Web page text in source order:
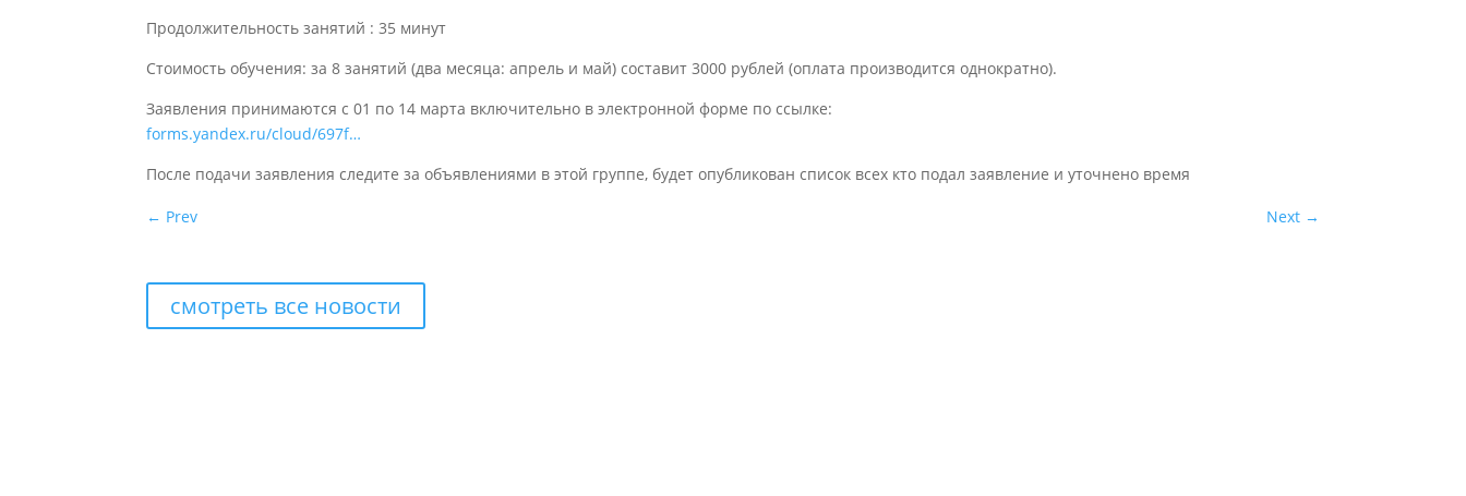
Продолжительность занятий : 35 минут
Стоимость обучения: за 8 занятий (два месяца: апрель и май) составит 3000 рублей (оплата производится однократно).
Заявления принимаются с 01 по 14 марта включительно в электронной форме по ссылке:
forms.yandex.ru/cloud/697f…
После подачи заявления следите за объявлениями в этой группе, будет опубликован список всех кто подал заявление и уточнено время
← Prev Next→
смотреть все новости